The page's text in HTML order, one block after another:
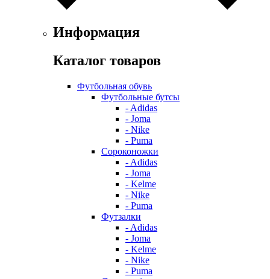
Информация
Каталог товаров
Футбольная обувь
Футбольные бутсы
- Adidas
- Joma
- Nike
- Puma
Сороконожки
- Adidas
- Joma
- Kelme
- Nike
- Puma
Футзалки
- Adidas
- Joma
- Kelme
- Nike
- Puma